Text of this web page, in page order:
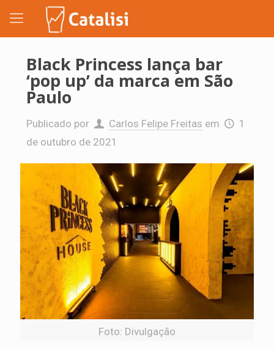
Black Princess lança bar
‘pop up’ da marca em São
Paulo
Publicado por Carlos Felipe Freitas em
1
de outubro de 2021
Foto: Divulgação